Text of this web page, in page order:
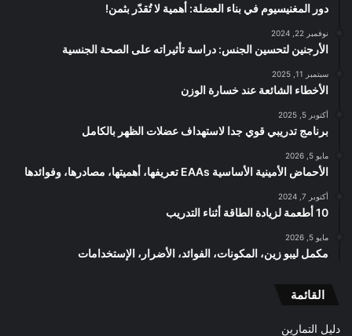
دور المغنيسيوم في بناء العضلة: أهمية لا تُقدّر بثمن!
نوفمبر 22, 2024
الأرجنين لتحسين الجنس: دراسة تأثيراته على الصحة الجنسية
سبتمبر 11, 2025
الأخطاء الشائعة عند خسارة الوزن
أكتوبر 5, 2025
برنامج تدريبي قوي جدا لاستهداف عضلات الظهر بالكامل
مايو 5, 2026
الأحماض الأمينية الأساسية EAAs تعريفها، أهميتها، مصادرها، وفوائدها
أكتوبر 7, 2024
10 أطعمة لزيادة الطاقة أثناء التدريب
مايو 5, 2026
مكمل ليبو زين، المكونات، الفوائد، الأضرار، الإستخدامات
القائمة
دليل التمارين